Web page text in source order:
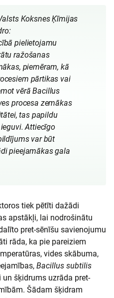
Koksnes Ķīmijas
pielietojamu
ražošanas
piemēram, kā
pārtikas vai
vērāBacillus
procesa zemākas
tas papildu
Attiecīgo
var būt
pieejamākas gala
tiek pētīti dažādi
apstākļi, lai nodrošinātu
pret-sēnīšu savienojumu
rāda, ka pie pareiziem
vides skābuma,
Bacillus subtilis
šķidrums uzrāda pret-
Šādam šķidram